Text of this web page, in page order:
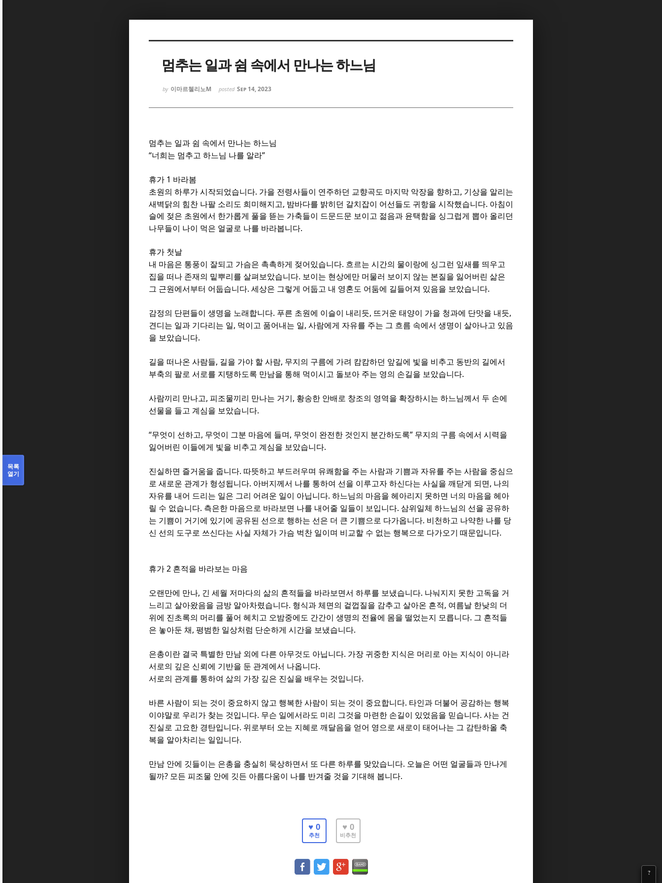
멈추는 일과 쉼 속에서 만나는 하느님
by 이마르첼리노M posted Sep 14, 2023
?
멈추는 일과 쉼 속에서 만나는 하느님
“너희는 멈추고 하느님 나를 알라”
휴가 1 바라봄
초원의 하루가 시작되었습니다. 가을 전령사들이 연주하던 교향곡도 마지막 악장을 향하고, 기상을 알리는
새벽닭의 힘찬 나팔 소리도 희미해지고, 밤바다를 밝히던 갈치잡이 어선들도 귀항을 시작했습니다. 아침이
슬에 젖은 초원에서 한가롭게 풀을 뜯는 가축들이 드문드문 보이고 젊음과 윤택함을 싱그럽게 뽑아 올리던
나무들이 나이 먹은 얼굴로 나를 바라봅니다.
휴가 첫날
내 마음은 통풍이 잘되고 가슴은 촉촉하게 젖어있습니다. 흐르는 시간의 물이랑에 싱그런 잎새를 띄우고
집을 떠나 존재의 밑뿌리를 살펴보았습니다. 보이는 현상에만 머물러 보이지 않는 본질을 잃어버린 삶은
그 근원에서부터 어둡습니다. 세상은 그렇게 어둡고 내 영혼도 어둠에 길들어져 있음을 보았습니다.
감정의 단편들이 생명을 노래합니다. 푸른 초원에 이슬이 내리듯, 뜨거운 태양이 가을 청과에 단맛을 내듯,
견디는 일과 기다리는 일, 먹이고 품어내는 일, 사람에게 자유를 주는 그 흐름 속에서 생명이 살아나고 있음
을 보았습니다.
길을 떠나온 사람들, 길을 가야 할 사람, 무지의 구름에 가려 캄캄하던 앞길에 빛을 비추고 동반의 길에서
부축의 팔로 서로를 지탱하도록 만남을 통해 먹이시고 돌보아 주는 영의 손길을 보았습니다.
사람끼리 만나고, 피조물끼리 만나는 거기 , 황송한 안배로 창조의 영역을 확장하시는 하느님께서 두 손에
선물을 들고 계심을 보았습니다.
“무엇이 선하고, 무엇이 그분 마음에 들며 , 무엇이 완전한 것인지 분간하도록” 무지의 구름 속에서 시력을
잃어버린 이들에게 빛을 비추고 계심을 보았습니다.
진실하면 즐거움을 줍니다. 따뜻하고 부드러우며 유쾌함을 주는 사람과 기쁨과 자유를 주는 사람을 중심으
로 새로운 관계가 형성됩니다. 아버지께서 나를 통하여 선을 이루고자 하신다는 사실을 깨닫게 되면 , 나의
자유를 내어 드리는 일은 그리 어려운 일이 아닙니다. 하느님의 마음을 헤아리지 못하면 너의 마음을 헤아
릴 수 없습니다. 측은한 마음으로 바라보면 나를 내어줄 일들이 보입니다. 삼위일체 하느님의 선을 공유하
는 기쁨이 거기에 있기에 공유된 선으로 행하는 선은 더 큰 기쁨으로 다가옵니다. 비천하고 나약한 나를 당
신 선의 도구로 쓰신다는 사실 자체가 가슴 벅찬 일이며 비교할 수 없는 행복으로 다가오기 때문입니다.
휴가 2 흔적을 바라보는 마음
오랜만에 만나, 긴 세월 저마다의 삶의 흔적들을 바라보면서 하루를 보냈습니다. 나눠지지 못한 고독을 거
느리고 살아왔음을 금방 알아차렸습니다. 형식과 체면의 겉껍질을 감추고 살아온 흔적, 여름날 한낮의 더
위에 진초록의 머리를 풀어 헤치고 오밤중에도 간간이 생명의 전율에 몸을 떨었는지 모릅니다. 그 흔적들
은 놓아둔 채 , 평범한 일상처럼 단순하게 시간을 보냈습니다.
은총이란 결국 특별한 만남 외에 다른 아무것도 아닙니다. 가장 귀중한 지식은 머리로 아는 지식이 아니라
서로의 깊은 신뢰에 기반을 둔 관계에서 나옵니다.
서로의 관계를 통하여 삶의 가장 깊은 진실을 배우는 것입니다.
바른 사람이 되는 것이 중요하지 않고 행복한 사람이 되는 것이 중요합니다. 타인과 더불어 공감하는 행복
이야말로 우리가 찾는 것입니다. 무슨 일에서라도 미리 그것을 마련한 손길이 있었음을 믿습니다. 사는 건
진실로 고요한 경탄입니다. 위로부터 오는 지혜로 깨달음을 얻어 영으로 새로이 태어나는 그 감탄하올 축
복을 알아차리는 일입니다.
만남 안에 깃들이는 은총을 충실히 묵상하면서 또 다른 하루를 맞았습니다. 오늘은 어떤 얼굴들과 만나게
될까? 모든 피조물 안에 깃든 아름다움이 나를 반겨줄 것을 기대해 봅니다.
♥ 0
추천
♥ 0
비추천
목록
열기
Sketchbook5, 스케치북5
Sketchbook5, 스케치북5